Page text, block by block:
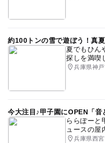
約100トンの雪で遊ぼう！真
夏でもひん
探しを満喫
兵庫県神
今大注目♪甲子園にOPEN「音
ららぽーと
ュースの屋
兵庫県西